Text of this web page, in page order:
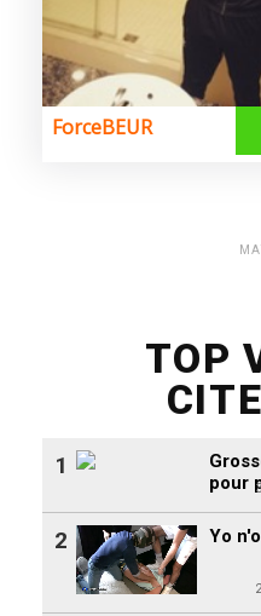
TOP
pour
1
Yo
2